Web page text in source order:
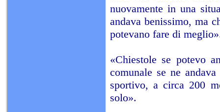
nuovamente in una
andava benissimo, ma
potevano fare di
«Chiestole se potevo
comunale se ne
sportivo, a circa 200
solo».